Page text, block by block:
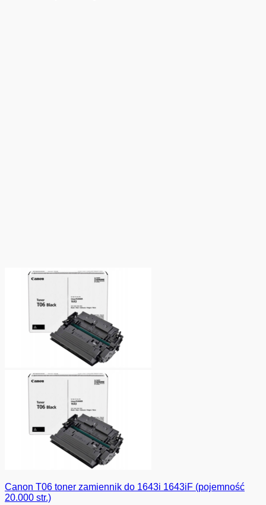
Canon T06 toner zamiennik do 1643i 1643iF (pojemność
20.000 str.)